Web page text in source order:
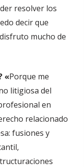
resolver los
decir que
mucho de
«Porque me
litigiosa del
en
relacionado
fusiones y